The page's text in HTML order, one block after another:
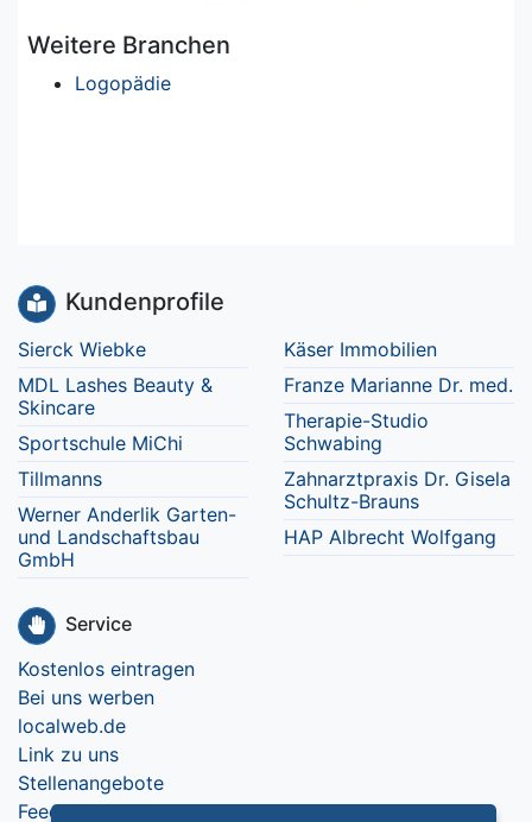
Weitere Branchen
Logopädie
Kundenprofile
Sierck Wiebke
MDL Lashes Beauty &
Skincare
Sportschule MiChi
Tillmanns
Werner Anderlik Garten-
und Landschaftsbau
GmbH
Käser Immobilien
Franze Marianne Dr. med.
Therapie-Studio
Schwabing
Zahnarztpraxis Dr. Gisela
Schultz-Brauns
HAP Albrecht Wolfgang
Service
Kostenlos eintragen
Bei uns werben
localweb.de
Link zu uns
Stellenangebote
Feedback